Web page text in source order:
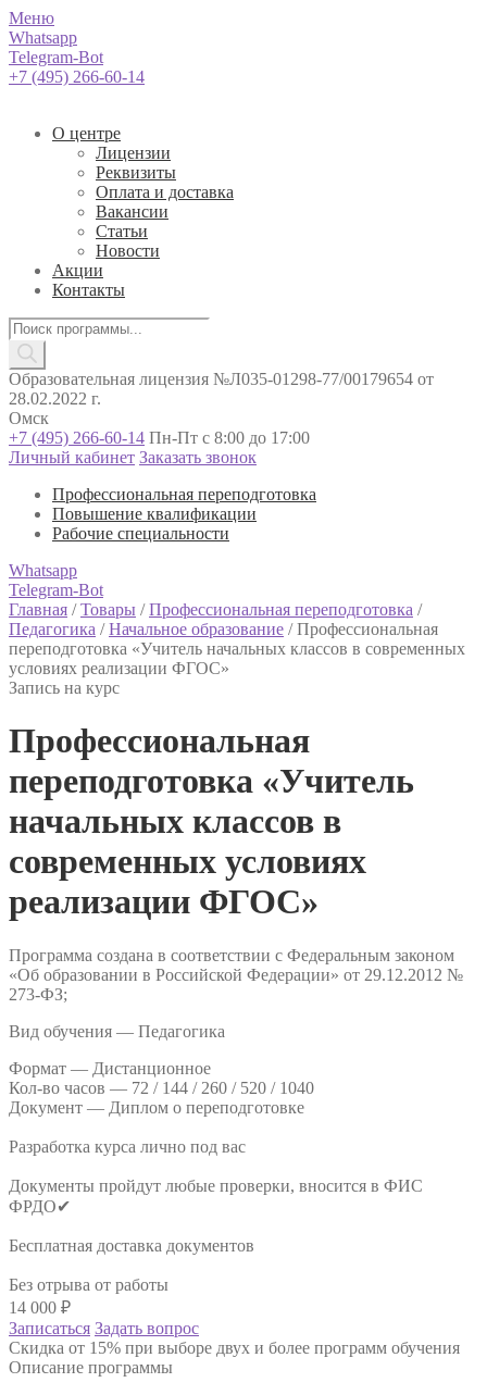
Меню
Whatsapp
Telegram-Bot
+7 (495) 266-60-14
О центре
Лицензии
Реквизиты
Оплата и доставка
Вакансии
Статьи
Новости
Акции
Контакты
Поиск
товаров
Образовательная лицензия №Л035-01298-77/00179654 от
28.02.2022 г.
Омск
+7 (495) 266-60-14 Пн-Пт с 8:00 до 17:00
Личный кабинет Заказать звонок
Профессиональная переподготовка
Повышение квалификации
Рабочие специальности
Whatsapp
Telegram-Bot
Главная /Товары /Профессиональная переподготовка /
Педагогика /Начальное образование /Профессиональная
переподготовка «Учитель начальных классов в современных
условиях реализации ФГОС»
Запись на курс
Профессиональная
переподготовка «Учитель
начальных классов в
современных условиях
реализации ФГОС»
Программа создана в соответствии с Федеральным законом
«Об образовании в Российской Федерации» от 29.12.2012 №
273-ФЗ;
Вид обучения — Педагогика
Формат — Дистанционное
Кол-во часов — 72 / 144 / 260 / 520 / 1040
Документ — Диплом о переподготовке
Разработка курса лично под вас
Документы пройдут любые проверки, вносится в ФИС
ФРДО✔
Бесплатная доставка документов
Без отрыва от работы
14 000 ₽
Записаться Задать вопрос
Скидка от 15% при выборе двух и более программ обучения
Описание программы